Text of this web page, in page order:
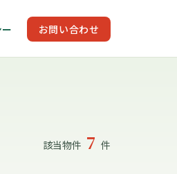
お問い合わせ
該当物件 7 件